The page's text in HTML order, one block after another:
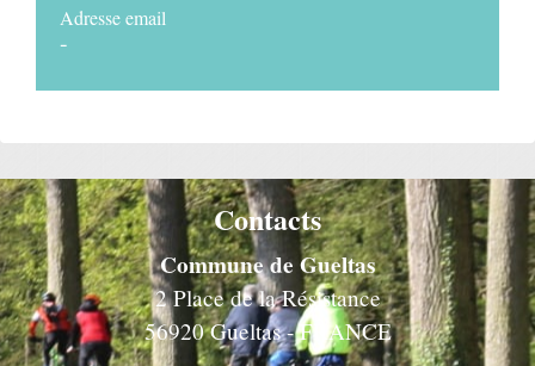
Adresse email
-
Contacts
Commune de Gueltas
2 Place de la Résistance
56920 Gueltas - FRANCE